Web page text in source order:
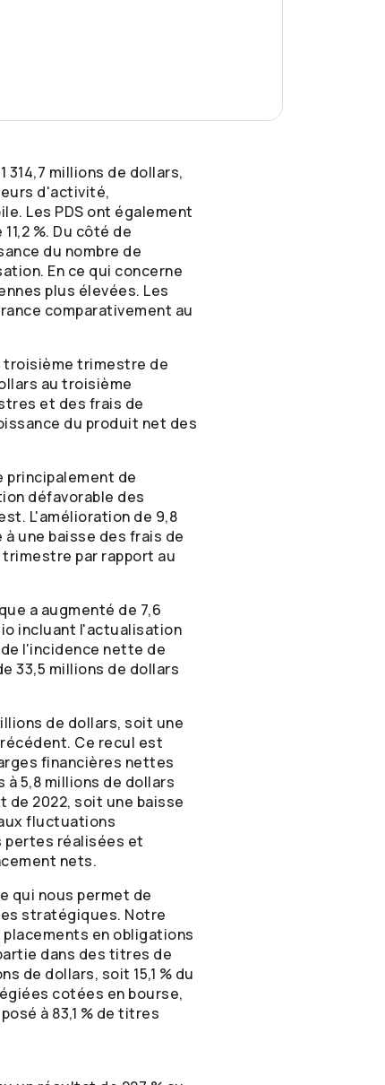
millions de dollars,
d'activité,
Les PDS ont également
%. Du côté de
du nombre de
En ce qui concerne
plus élevées. Les
comparativement au
troisième trimestre de
au troisième
et des frais de
du produit net des
de
défavorable des
L'amélioration de 9,8
une baisse des frais de
par rapport au
a augmenté de 7,6
incluant l'actualisation
l'incidence nette de
33,5 millions de dollars
de dollars, soit une
Ce recul est
financières nettes
5,8 millions de dollars
2022, soit une baisse
fluctuations
pertes réalisées et
nets.
qui nous permet de
stratégiques. Notre
en obligations
dans des titres de
de dollars, soit 15,1 % du
cotées en bourse,
à 83,1 % de titres